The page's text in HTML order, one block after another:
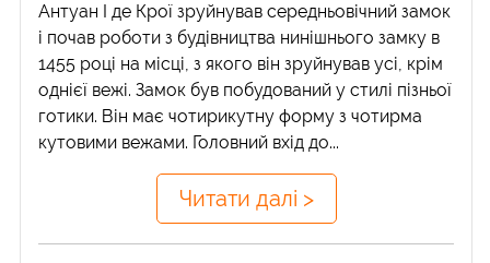
Антуан I де Крої зруйнував середньовічний замок
і почав роботи з будівництва нинішнього замку в
1455 році на місці, з якого він зруйнував усі, крім
однієї вежі. Замок був побудований у стилі пізньої
готики. Він має чотирикутну форму з чотирма
кутовими вежами. Головний вхід до...
Читати далі >